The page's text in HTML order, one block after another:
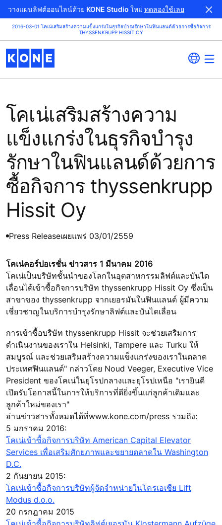
วางแผนลิฟต์ออนไลน์ด้วย KONE Studio ใหม่ ทดลองใช้เลย
2016-03-01 โคเน่เสริมสร้างความแข็งแกร่งในธุรกิจบำรุงรักษาในฟินแลนด์ด้วยการซื้อกิจการ
THYSSENKRUPP HISSIT OY
โคเน่เสริมสร้างความ
แข็งแกร่งในธุรกิจบำรุง
รักษาในฟินแลนด์ด้วยการ
ซื้อกิจการ thyssenkrupp
Hissit Oy
Press Releaseเผยแพร่ 03/01/2559
โคเน่คอร์ปอเรชั่น ข่าวสาร 1 มีนาคม 2016
โคเน่เป็นบริษัทชั้นนำของโลกในอุตสาหกรรมลิฟต์และบันได
เลื่อนได้เข้าซื้อกิจการบริษัท thyssenkrupp Hissit Oy ซึ่งเป็น
สาขาของ thyssenkrupp จากเยอรมันในฟินแลนด์ ผู้มีความ
เชี่ยวชาญในบริการบำรุงรักษาลิฟต์และบันไดเลื่อน
การเข้าซื้อบริษัท thyssenkrupp Hissit จะช่วยเสริมการ
ดำเนินงานของเราใน Helsinki, Tampere และ Turku ให้
สมบูรณ์ และช่วยเสริมสร้างความแข็งแกร่งของเราในตลาด
ประเทศฟินแลนด์" กล่าวโดย Noud Veeger, Executive Vice
President ของโคเน่ในยุโรปกลางและยุโรปเหนือ "เรายินดี
เปิดรับโอกาสนี้ในการให้บริการที่ดียิ่งขึ้นแก่ลูกค้าเดิมและ
ลูกค้าใหม่ของเรา"
อ่านข่าวสารทั้งหมดได้ที่www.kone.com/press รวมถึง:
5 มกราคม 2016:
โคเน่เข้าซื้อกิจการบริษัท American Capital Elevator
Services เพื่อเสริมศักยภาพและขยายตลาดใน Washington
D.C.
2 กันยายน 2015:
โคเน่เข้าซื้อกิจการบริษัทผู้จัดจำหน่ายในโครเอเชีย Lift
Modus d.o.o.
20 กรกฎาคม 2015